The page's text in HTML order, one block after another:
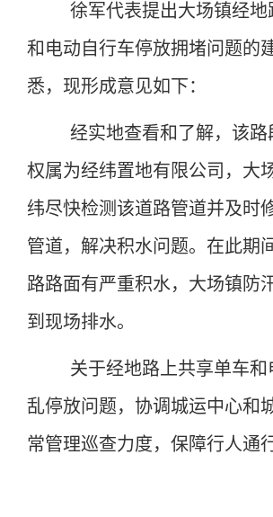
徐军代表提出大场镇经地
和电动自行车停放拥堵问题的
悉，现形成意见如下：
经实地查看和了解，该路
权属为经纬置地有限公司，大
纬尽快检测该道路管道并及时
管道，解决积水问题。在此期
路路面有严重积水，大场镇防
到现场排水。
关于经地路上共享单车和
乱停放问题，协调城运中心和
常管理巡查力度，保障行人通